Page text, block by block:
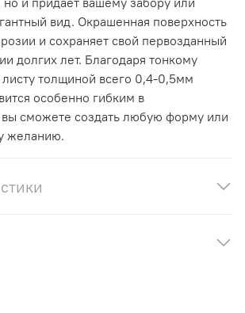
вид. Окрашенная поверхность
и сохраняет свой первозданный
долгих лет. Благодаря тонкому
толщиной всего 0,4-0,5мм
особенно гибким в
вы сможете создать любую форму или
желанию.